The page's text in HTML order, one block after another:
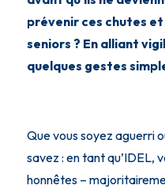
prévenir ces chutes
seniors ? En alliant
quelques gestes
Que vous soyez aguerri
savez : en tant qu’IDEL,
honnêtes –